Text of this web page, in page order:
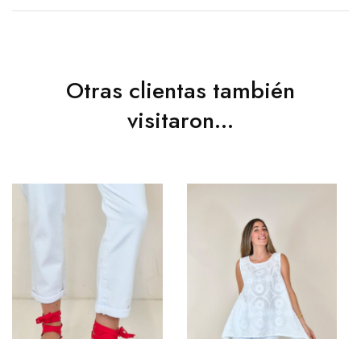
Otras clientas también
visitaron...